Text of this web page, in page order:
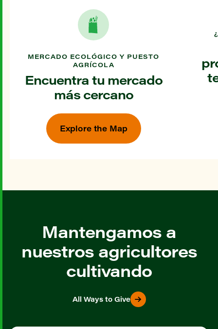
MERCADO ECOLÓGICO Y PUESTO
AGRÍCOLA
Encuentra tu mercado
más cercano
Explore the Map
Mantengamos a
nuestros agricultores
cultivando
All Ways to Give